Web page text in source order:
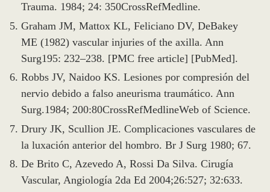
Trauma. 1984; 24: 350CrossRefMedline.
Graham JM, Mattox KL, Feliciano DV, DeBakey
ME (1982) vascular injuries of the axilla. Ann
Surg195: 232–238. [PMC free article] [PubMed].
Robbs JV, Naidoo KS. Lesiones por compresión del
nervio debido a falso aneurisma traumático. Ann
Surg.1984; 200:80CrossRefMedlineWeb of Science.
Drury JK, Scullion JE. Complicaciones vasculares de
la luxación anterior del hombro. Br J Surg 1980; 67.
De Brito C, Azevedo A, Rossi Da Silva. Cirugía
Vascular, Angiología 2da Ed 2004;26:527; 32:633.